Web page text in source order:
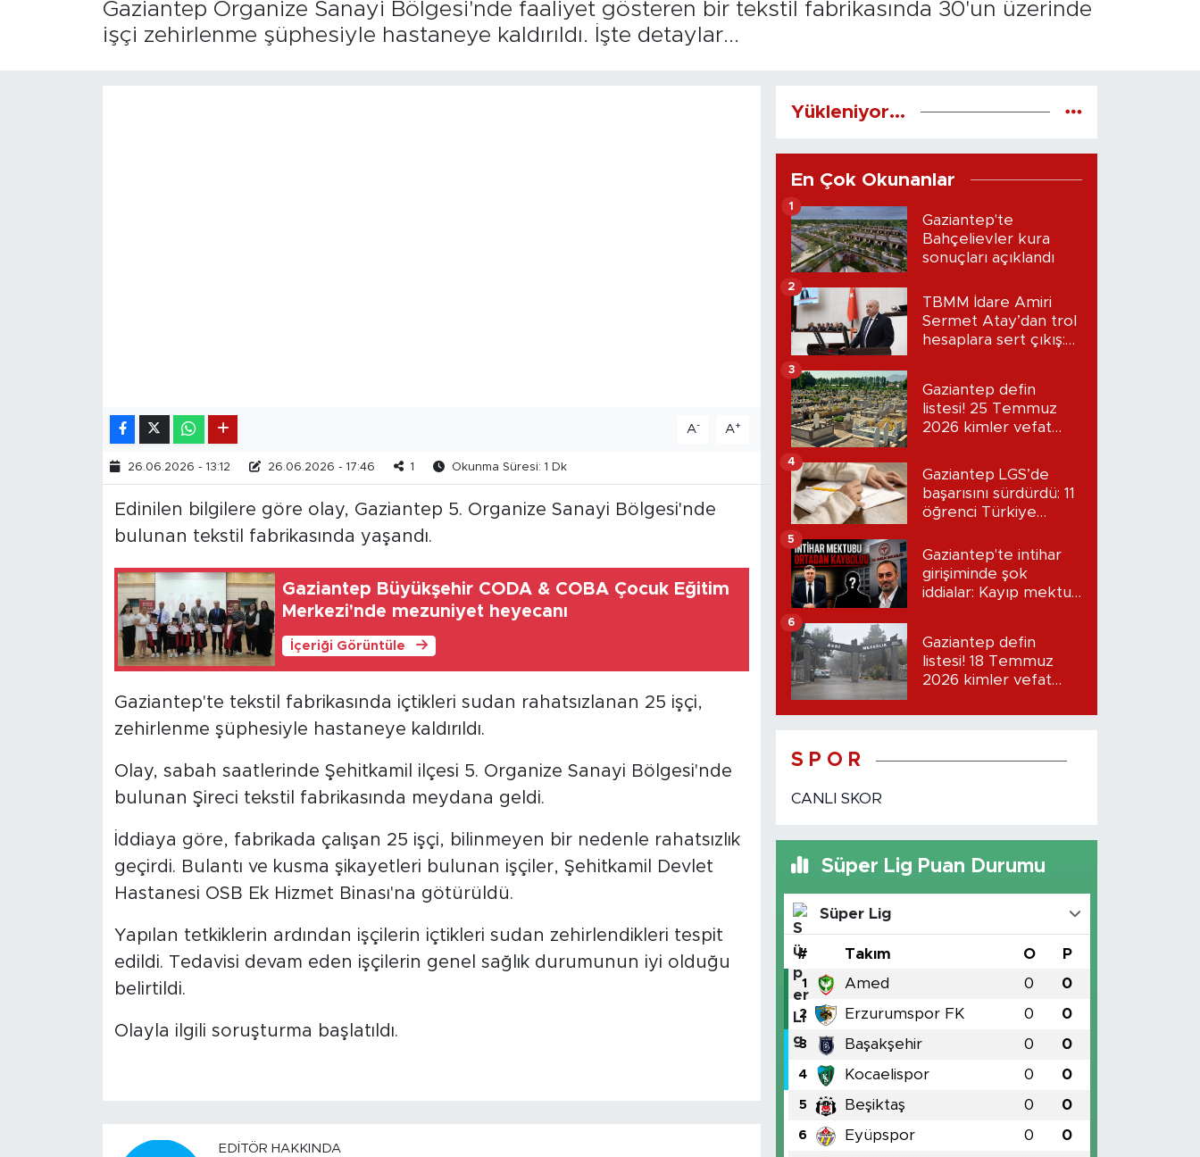
Gaziantep Organize Sanayi Bölgesi'nde faaliyet gösteren bir tekstil fabrikasında 30'un üzerinde
işçi zehirlenme şüphesiyle hastaneye kaldırıldı. İşte detaylar...
A- A+
26.06.2026 - 13:12 26.06.2026 - 17:46 1 Okunma Süresi: 1 Dk
Edinilen bilgilere göre olay, Gaziantep 5. Organize Sanayi Bölgesi'nde
bulunan tekstil fabrikasında yaşandı.
Gaziantep Büyükşehir CODA & COBA Çocuk Eğitim
Merkezi'nde mezuniyet heyecanı
İçeriği Görüntüle
Gaziantep'te tekstil fabrikasında içtikleri sudan rahatsızlanan 25 işçi,
zehirlenme şüphesiyle hastaneye kaldırıldı.
Olay, sabah saatlerinde Şehitkamil ilçesi 5. Organize Sanayi Bölgesi'nde
bulunan Şireci tekstil fabrikasında meydana geldi.
İddiaya göre, fabrikada çalışan 25 işçi, bilinmeyen bir nedenle rahatsızlık
geçirdi. Bulantı ve kusma şikayetleri bulunan işçiler, Şehitkamil Devlet
Hastanesi OSB Ek Hizmet Binası'na götürüldü.
Yapılan tetkiklerin ardından işçilerin içtikleri sudan zehirlendikleri tespit
edildi. Tedavisi devam eden işçilerin genel sağlık durumunun iyi olduğu
belirtildi.
Olayla ilgili soruşturma başlatıldı.
EDITÖR HAKKINDA
Yükleniyor...
En Çok Okunanlar
Gaziantep'te
Bahçelievler kura
sonuçları açıklandı
1
TBMM İdare Amiri
Sermet Atay’dan trol
hesaplara sert çıkış:
2
Gaziantep defin
listesi! 25 Temmuz
2026 kimler vefat
3
Gaziantep LGS’de
başarısını sürdürdü: 11
öğrenci Türkiye
4
Gaziantep'te intihar
girişiminde şok
iddialar: Kayıp mektup
5
Gaziantep defin
listesi! 18 Temmuz
2026 kimler vefat
6
S P O R
CANLI SKOR
Süper Lig Puan Durumu
Süper Lig
# Takım O P
1 Amed 0 0
2 Erzurumspor FK 0 0
3 Başakşehir 0 0
4 Kocaelispor 0 0
5 Beşiktaş 0 0
6 Eyüpspor 0 0